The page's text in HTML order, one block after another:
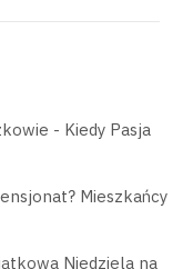
- Kiedy Pasja
Mieszkańcy
Niedziela na